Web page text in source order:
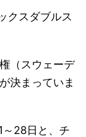
クスダブルス
（スウェーデ
決まっていま
28日と、チ